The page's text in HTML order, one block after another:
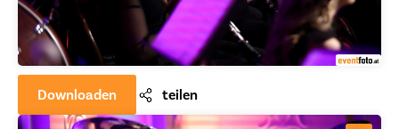
Downloaden teilen